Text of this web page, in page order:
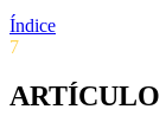
Índice
7
ARTÍCULO